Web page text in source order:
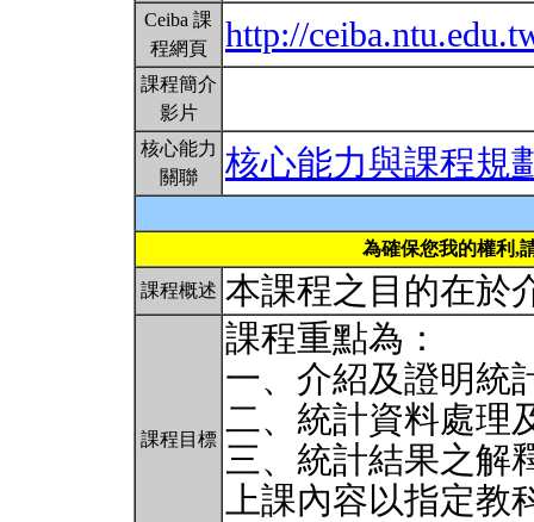
Ceiba 課
程網頁
http://
課程簡介
影片
核心能力
關聯
核心能力與課程規
為確保您我的權利,
課程概述 本課程之目的在於
課程目標
課程重點為：
一、介紹及證明統
二、統計資料處理
三、統計結果之解
上課內容以指定教